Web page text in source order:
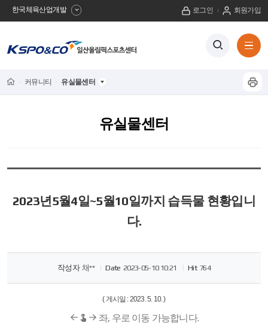
한국체육산업개발 로그인 회원가입
사
트
전
체
뉴
보
Home커뮤니티 유실물센터
프
유실물센터
2023년5월4일~5월10일까지 습득물 현황입니
다.
작성자 채** Date 2023-05-10 10:21 Hit 764
( 게시일 : 2023. 5. 10. )
좌, 우로 이동 가능합니다.